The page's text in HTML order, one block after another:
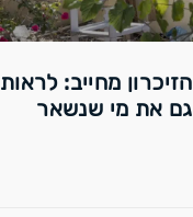
הזיכרון מחייב: לראות
גם את מי שנשאר